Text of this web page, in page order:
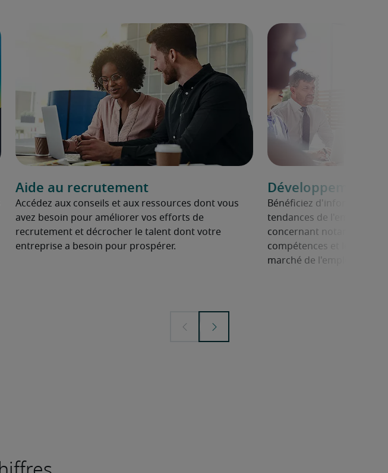
Aide au recrutement
Accédez aux conseils et aux ressources dont vous
avez besoin pour améliorer vos efforts de
recrutement et décrocher le talent dont votre
entreprise a besoin pour prospérer.
Développement
Bénéficiez d'informations
tendances de l'emploi
concernant notamment
compétences et les
marché de l'emploi.